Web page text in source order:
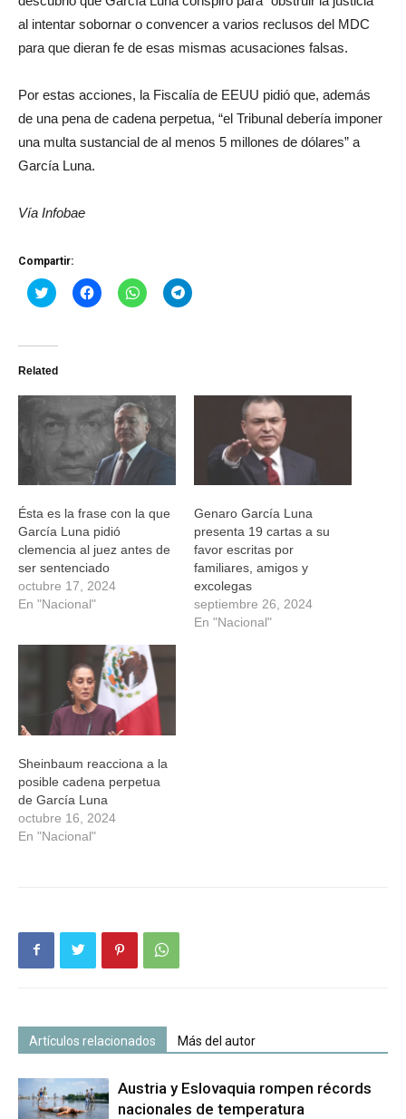
al intentar sobornar o convencer a varios reclusos del MDC
para que dieran fe de esas mismas acusaciones falsas.
Por estas acciones, la Fiscalía de EEUU pidió que, además
de una pena de cadena perpetua, “el Tribunal debería imponer
una multa sustancial de al menos 5 millones de dólares” a
García Luna.
Vía Infobae
Compartir:
Haz
clic
Twitter
abre
una
ventana
nueva)
Haz
clic
una
ventana
nueva)
Haz
clic
una
ventana
nueva)
Haz
clic
una
Related
Ésta es la frase con la que
García Luna pidió
clemencia al juez antes de
ser sentenciado
octubre 17, 2024
En "Nacional"
Genaro García Luna
presenta 19 cartas a su
favor escritas por
familiares, amigos y
excolegas
septiembre 26, 2024
En "Nacional"
Sheinbaum reacciona a la
posible cadena perpetua
de García Luna
octubre 16, 2024
En "Nacional"
Artículos relacionados Más del autor
Austria y Eslovaquia rompen récords
nacionales de temperatura